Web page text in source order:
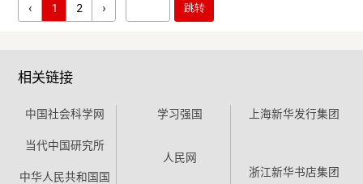
‹ 1 2 ›
相关链接
中国社会科学网
当代中国研究所
中华人民共和国国
学习强国
人民网
上海新华发行集团
浙江新华书店集团